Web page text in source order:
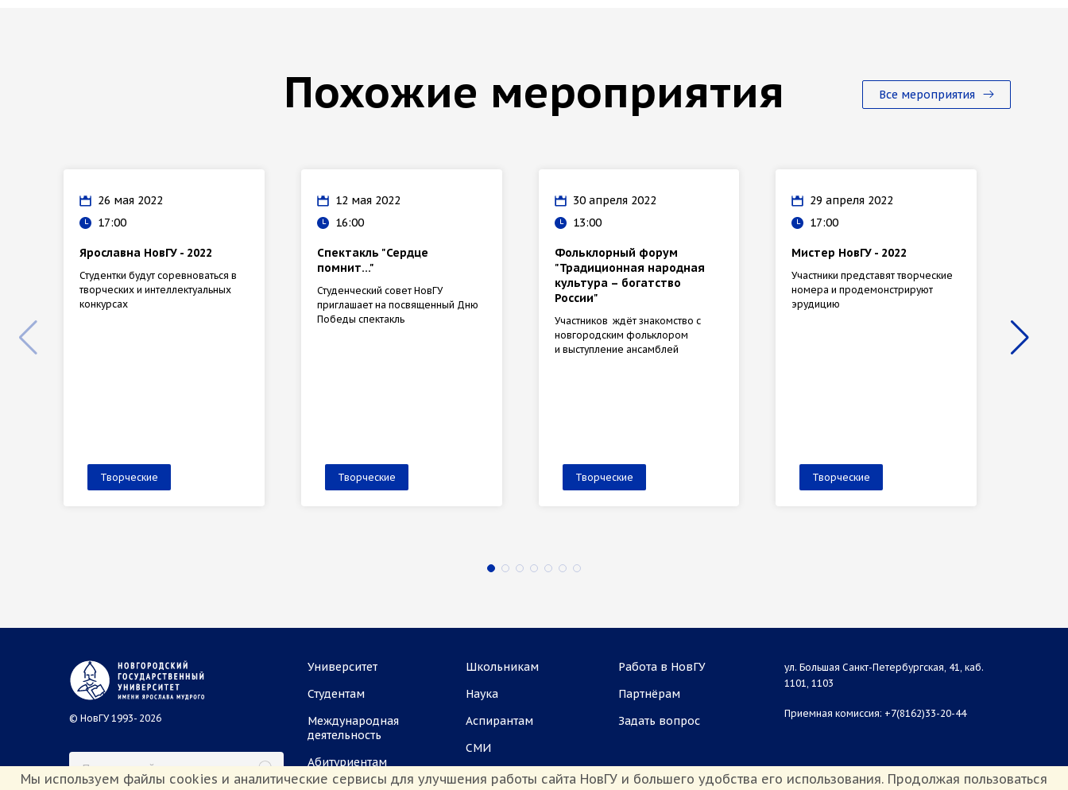
Похожие мероприятия Все мероприятия
26 мая 2022
17:00
Ярославна НовГУ - 2022
Студентки будут соревноваться в
творческих и интеллектуальных
конкурсах
Творческие
12 мая 2022
16:00
Спектакль "Сердце
помнит…"
Студенческий совет НовГУ
приглашает на посвященный Дню
Победы спектакль
Творческие
30 апреля 2022
13:00
Фольклорный форум
"Традиционная народная
культура – богатство
России"
Участников ждёт знакомство с
новгородским фольклором
и выступление ансамблей
Творческие
29 апреля 2022
17:00
Мистер НовГУ - 2022
Участники представят творческие
номера и продемонстрируют
эрудицию
Творческие
© НовГУ 1993- 2026
Университет
Студентам
Международная
деятельность
Абитуриентам
Школьникам
Наука
Аспирантам
СМИ
Работа в НовГУ
Партнёрам
Задать вопрос
ул. Большая Санкт-Петербургская, 41, каб.
1101, 1103
Приемная комиссия: +7(8162)33-20-44
Мы используем файлы cookies и аналитические сервисы для улучшения работы сайта НовГУ и большего удобства его использования. Продолжая пользоваться